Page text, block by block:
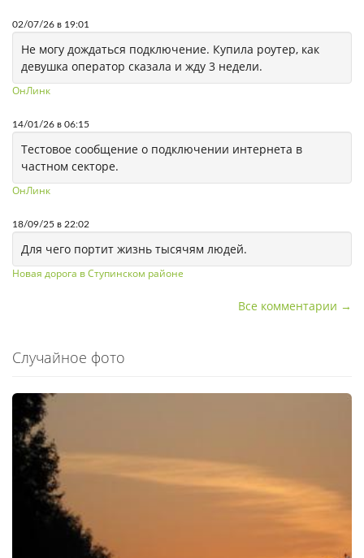
02/07/26 в 19:01
Не могу дождаться подключение. Купила роутер, как
девушка оператор сказала и жду 3 недели.
ОнЛинк
14/01/26 в 06:15
Тестовое сообщение о подключении интернета в
частном секторе.
ОнЛинк
18/09/25 в 22:02
Для чего портит жизнь тысячям людей.
Новая дорога в Ступинском районе
Все комментарии →
Случайное фото